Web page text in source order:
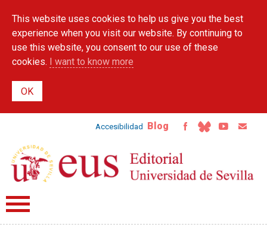
main
content
This website uses cookies to help us give you the best
experience when you visit our website. By continuing to
use this website, you consent to our use of these
cookies. I want to know more
Accesibilidad Blog